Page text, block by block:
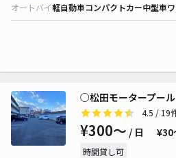
オートバイ軽自動車コンパクトカー中型車
○松田モータープール
4.5 / 19
¥300〜 / 日 ¥30
時間貸し可